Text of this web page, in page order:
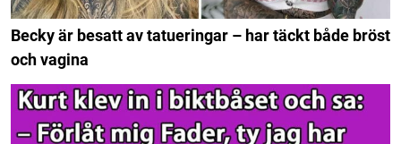
Becky är besatt av tatueringar – har täckt både bröst
och vagina